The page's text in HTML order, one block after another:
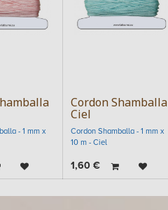
- 1 mm x
Cordon Shamballa
Ciel
Cordon Shamballa - 1 mm x
10 m - Ciel
1,60€